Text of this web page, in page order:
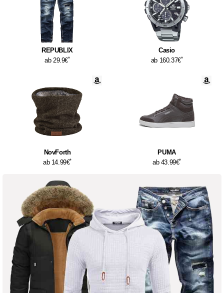
REPUBLIX
ab 29.9€*
Casio
ab 160.37€*
NovForth
ab 14.99€*
PUMA
ab 43.99€*